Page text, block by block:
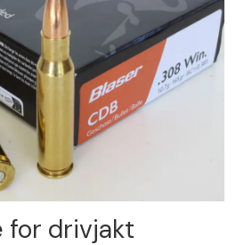
for drivjakt